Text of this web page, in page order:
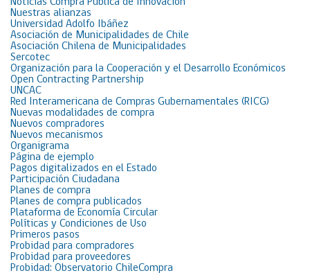
Nuestras alianzas
Universidad Adolfo Ibáñez
Asociación de Municipalidades de Chile
Asociación Chilena de Municipalidades
Sercotec
Organización para la Cooperación y el Desarrollo Económicos
Open Contracting Partnership
UNCAC
Red Interamericana de Compras Gubernamentales (RICG)
Nuevas modalidades de compra
Nuevos compradores
Nuevos mecanismos
Organigrama
Página de ejemplo
Pagos digitalizados en el Estado
Participación Ciudadana
Planes de compra
Planes de compra publicados
Plataforma de Economía Circular
Políticas y Condiciones de Uso
Primeros pasos
Probidad para compradores
Probidad para proveedores
Probidad: Observatorio ChileCompra